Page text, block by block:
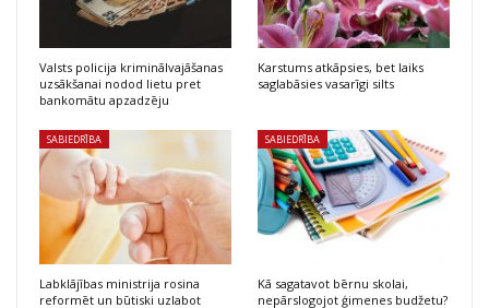
Valsts policija kriminālvajāšanas
uzsākšanai nodod lietu pret
bankomātu apzadzēju
Karstums atkāpsies, bet laiks
saglabāsies vasarīgi silts
SABIEDRĪBA
Labklājības ministrija rosina
reformēt un būtiski uzlabot
SABIEDRĪBA
Kā sagatavot bērnu skolai,
nepārslogojot ģimenes budžetu?